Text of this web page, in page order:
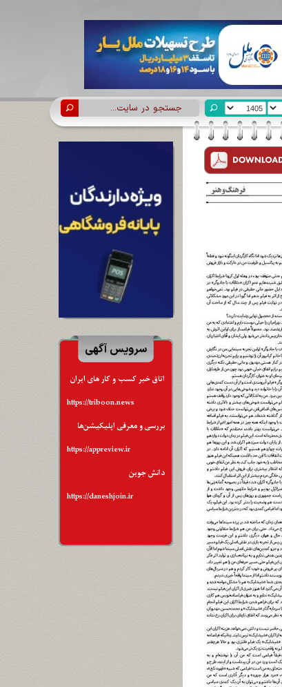
سرویس آگهی
اتاق خبر کسب و کار های ایران
https://triboon.news
بررسی و معرفی اپلیکیشن‌ها
https://appreview.ir
دانش جوین
https://daneshjoin.ir